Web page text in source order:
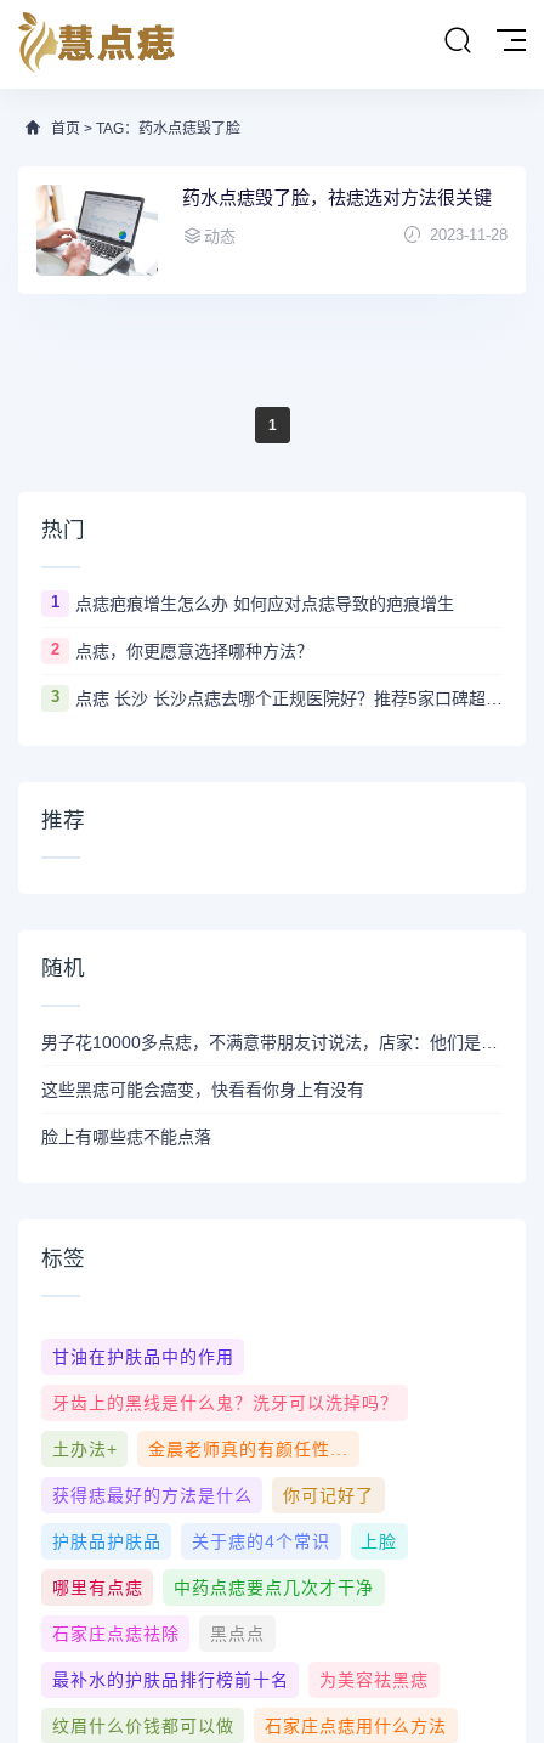
首页 > TAG：药水点痣毁了脸
药水点痣毁了脸，祛痣选对方法很关键
动态 2023-11-28
1
热门
1 点痣疤痕增生怎么办 如何应对点痣导致的疤痕增生
2 点痣，你更愿意选择哪种方法？
3 点痣 长沙 长沙点痣去哪个正规医院好？推荐5家口碑超棒且价格实惠的好医院
推荐
随机
这些黑痣可能会癌变，快看看你身上有没有
脸上有哪些痣不能点落
标签
甘油在护肤品中的作用
牙齿上的黑线是什么鬼？洗牙可以洗掉吗？
土办法+ 金晨老师真的有颜任性...
获得痣最好的方法是什么 你可记好了
护肤品护肤品 关于痣的4个常识 上脸
哪里有点痣 中药点痣要点几次才干净
石家庄点痣祛除 黑点点
最补水的护肤品排行榜前十名 为美容祛黑痣
纹眉什么价钱都可以做 石家庄点痣用什么方法